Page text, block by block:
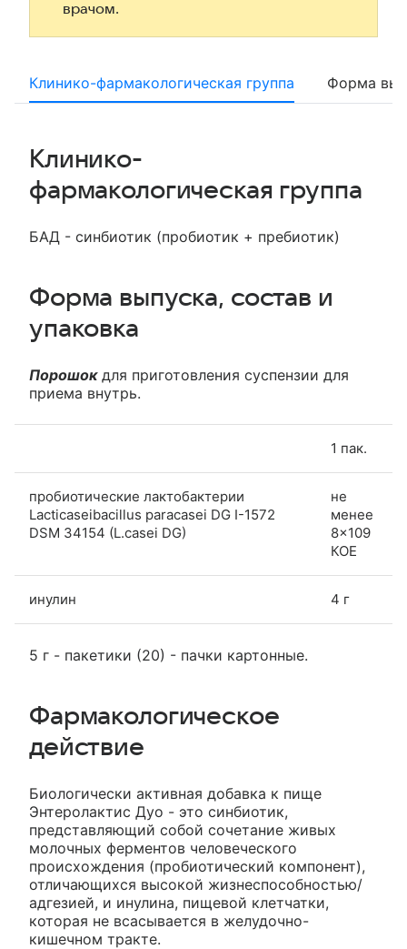
врачом.
Клинико-фармакологическая группа Форма
Клинико-
фармакологическая группа
БАД - синбиотик (пробиотик + пребиотик)
Форма выпуска, состав и
упаковка
Порошокдля приготовления суспензии для
приема внутрь.
1 пак.
пробиотические лактобактерии
Lacticaseibacillus paracasei DG I-1572
DSM 34154 (L.casei DG)
не
менее
8×109
КОЕ
инулин 4 г
5 г - пакетики (20) - пачки картонные.
Фармакологическое
действие
Биологически активная добавка к пище
Энтеролактис Дуо - это синбиотик,
представляющий собой сочетание живых
молочных ферментов человеческого
происхождения (пробиотический компонент),
отличающихся высокой жизнеспособностью/
адгезией, и инулина, пищевой клетчатки,
которая не всасывается в желудочно-
кишечном тракте.